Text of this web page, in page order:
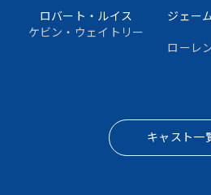
ロバート・ルイス
ケビン・ウェイトリー
ジェー
ローレ
キャスト一